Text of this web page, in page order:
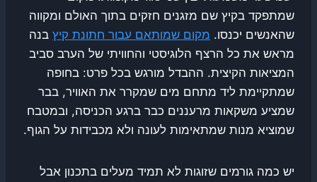
שמתפקד בקיץ שם מזגנים חזקים בתוך האולם ומקווה
שהאנשים יכנסו. מקום שמותאם עבור חתונת קיץ בנה
מראש את כל הרצף הלוגיסטי והחוויתי של הערב סביב
המציאות הקיצית. ההבדל מורגש בכל פרט: בחופה
שמתקיימת ליד מתחם מים שמקרר את האוויר, בבר
שמציע משקאות מרעננים כבר ברגע הכניסה, ובמטבח
שמוציא מנות שמתאימות לעונה ולא מכבידות על הגוף.
יש כמה גורמים שזוגות לא תמיד מעלים בתכנון אבל